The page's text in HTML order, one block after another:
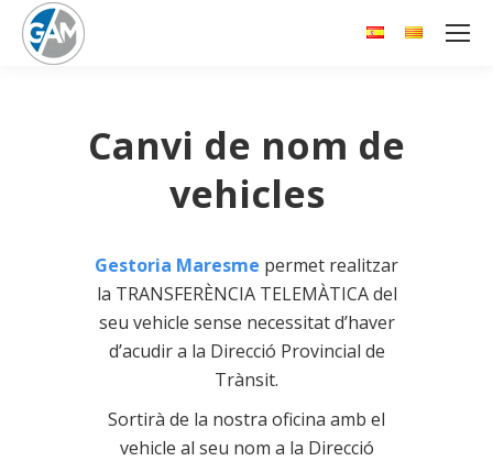
Canvi de nom de
vehicles
Gestoria Maresme permet realitzar
la TRANSFERÈNCIA TELEMÀTICA del
seu vehicle sense necessitat d’haver
d’acudir a la Direcció Provincial de
Trànsit.
Sortirà de la nostra oficina amb el
vehicle al seu nom a la Direcció